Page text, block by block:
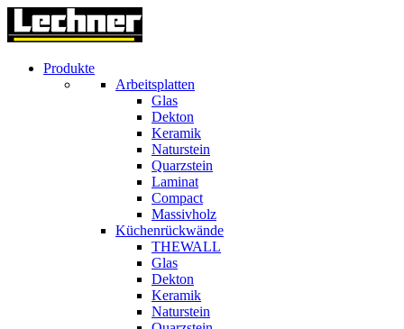
Produkte
Arbeitsplatten
Glas
Dekton
Keramik
Naturstein
Quarzstein
Laminat
Compact
Massivholz
Küchenrückwände
THEWALL
Glas
Dekton
Keramik
Naturstein